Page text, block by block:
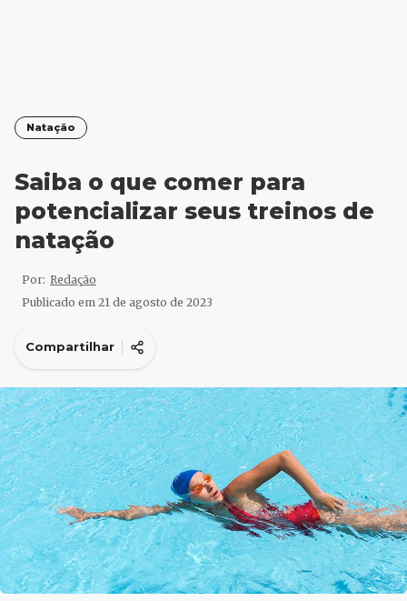
Natação
Saiba o que comer para
potencializar seus treinos de
natação
Por: Redação
Publicado em 21 de agosto de 2023
Compartilhar